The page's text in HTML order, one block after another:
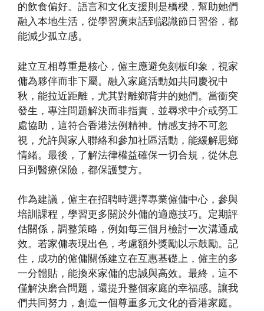
的飲食偏好。語言和文化支援則是橋樑，幫助她們
融入本地生活，從學習廣東話到認識節日習俗，都
能減少孤立感。
建立互相尊重是核心，僱主應避免刻板印象，視家
傭為夥伴而非下屬。融入家庭活動如共同慶祝中
秋，能拉近距離，尤其對離鄉背井的她們。當衝突
發生，專注問題解決而非指責，並尋求中介或勞工
處協助，這符合香港法例精神。情感支持不可忽
視，允許與家人聯絡和參加社區活動，能緩解思鄉
情緒。最後，了解法律權益確保一切合規，從休息
日到醫療保險，都保護雙方。
作為建議，僱主在招聘時選擇專業僱傭中心，參與
培訓課程，學習更多關於外傭的適應技巧。定期評
估關係，調整策略，例如每三個月檢討一次溝通成
效。若家傭表現出色，考慮額外獎勵以示鼓勵。記
住，成功的僱傭關係建立在互惠基礎上，僱主的多
一分體貼，能換來家傭的忠誠與高效。最終，這不
僅解決磨合問題，還提升整個家庭的幸福感。讓我
們共同努力，創造一個尊重多元文化的香港家庭。